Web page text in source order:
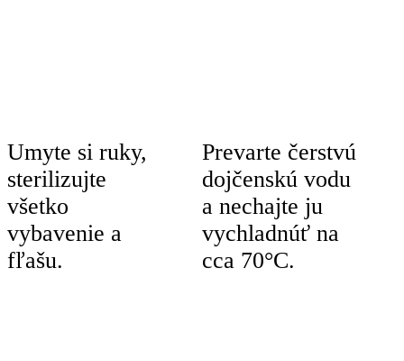
Umyte si ruky,
sterilizujte
všetko
vybavenie a
fľašu.
Prevarte čerstvú
dojčenskú vodu
a nechajte ju
vychladnúť na
cca 70°C.